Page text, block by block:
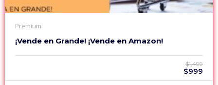
Premium
¡Vende en Grande! ¡Vende en Amazon!
$1,499
$999